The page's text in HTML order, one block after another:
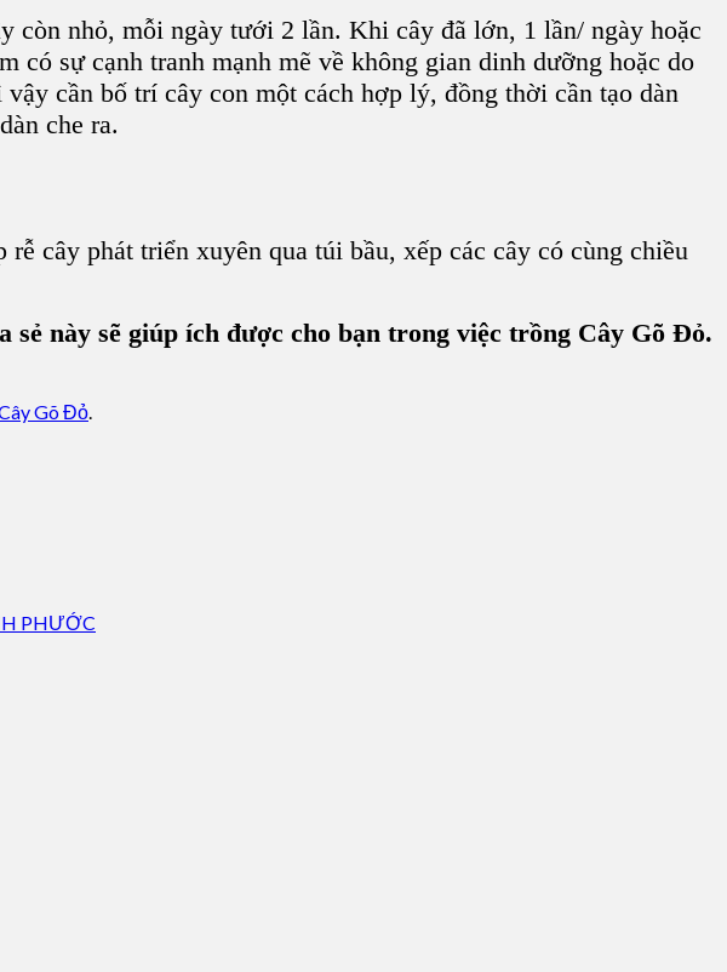
còn nhỏ, mỗi ngày tưới 2 lần. Khi cây đã lớn, 1 lần/ ngày hoặc
có sự cạnh tranh mạnh mẽ về không gian dinh dưỡng hoặc do
cần bố trí cây con một cách hợp lý, đồng thời cần tạo dàn
che ra.
rễ cây phát triển xuyên qua túi bầu, xếp các cây có cùng chiều
này sẽ giúp ích được cho bạn trong việc trồng Cây Gõ Đỏ.
Gõ Đỏ.
PHƯỚC